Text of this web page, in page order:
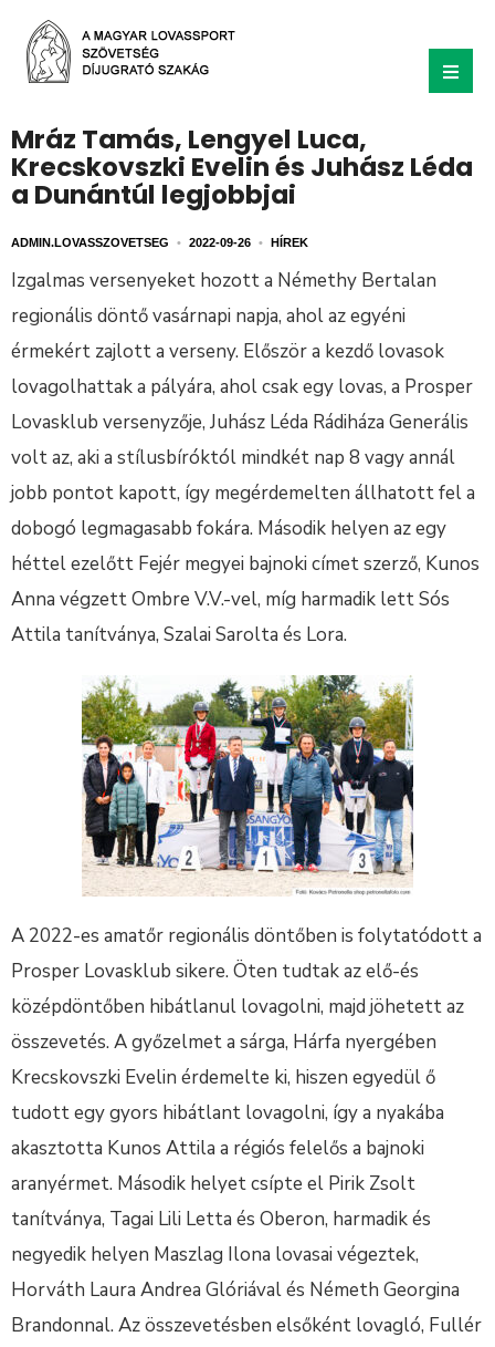
Mráz Tamás, Lengyel Luca,
Krecskovszki Evelin és Juhász Léda
a Dunántúl legjobbjai
ADMIN.LOVASSZOVETSEG • 2022-09-26 • HÍREK
Izgalmas versenyeket hozott a Némethy Bertalan
regionális döntő vasárnapi napja, ahol az egyéni
érmekért zajlott a verseny. Először a kezdő lovasok
lovagolhattak a pályára, ahol csak egy lovas, a Prosper
Lovasklub versenyzője, Juhász Léda Rádiháza Generális
volt az, aki a stílusbíróktól mindkét nap 8 vagy annál
jobb pontot kapott, így megérdemelten állhatott fel a
dobogó legmagasabb fokára. Második helyen az egy
héttel ezelőtt Fejér megyei bajnoki címet szerző, Kunos
Anna végzett Ombre V.V.-vel, míg harmadik lett Sós
Attila tanítványa, Szalai Sarolta és Lora.
A 2022-es amatőr regionális döntőben is folytatódott a
Prosper Lovasklub sikere. Öten tudtak az elő-és
középdöntőben hibátlanul lovagolni, majd jöhetett az
összevetés. A győzelmet a sárga, Hárfa nyergében
Krecskovszki Evelin érdemelte ki, hiszen egyedül ő
tudott egy gyors hibátlant lovagolni, így a nyakába
akasztotta Kunos Attila a régiós felelős a bajnoki
aranyérmet. Második helyet csípte el Pirik Zsolt
tanítványa, Tagai Lili Letta és Oberon, harmadik és
negyedik helyen Maszlag Ilona lovasai végeztek,
Horváth Laura Andrea Glóriával és Németh Georgina
Brandonnal. Az összevetésben elsőként lovagló, Fullér